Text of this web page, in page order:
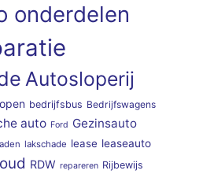
onderdelen
Autosloperij
bedrijfsbus Bedrijfswagens
auto Ford Gezinsauto
lakschade lease leaseauto
RDW repareren Rijbewijs